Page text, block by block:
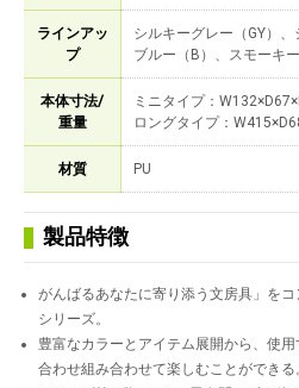
ラインアッ
プ
シルキーグレー（GY）
ブルー（B）、スモーキ
本体寸法/
重量
ミニタイプ：
ロングタイプ：
材質 PU
製品特徴
がんばるあなたに寄り添う文房具」を
シリーズ。
豊富なカラーとアイテム展開から、使
合わせ組み合わせて楽しむことができる